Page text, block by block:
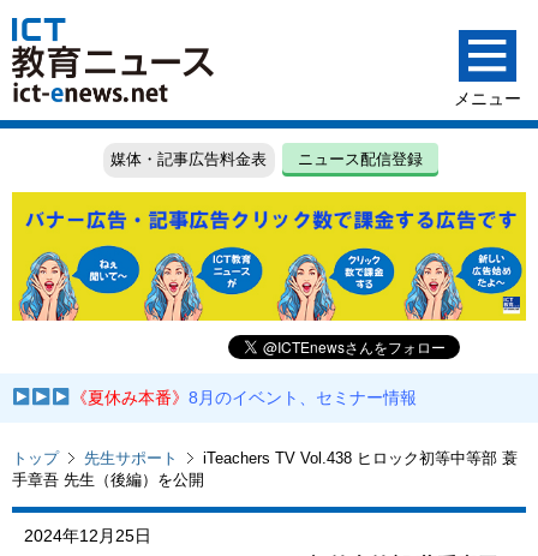
媒体・記事広告料金表 ニュース配信登録
《夏休み本番》8月のイベント、セミナー情報
トップ 先生サポート
iTeachers TV Vol.438 ヒロック初等中等部 蓑
手章吾 先生（後編）を公開
2024年12月25日